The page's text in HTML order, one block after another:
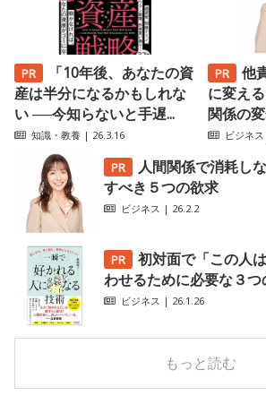
「10年後、あなたの資
産は半分になるかもしれな
い ──今知らないと手遅...
知識・教養 | 26.3.16
他
に変え
関係の
ビジネス
人間関係で消耗し
すべき５つの欲求
ビジネス | 26.2.2
初対面で「この人
わせるために必要な３つ
ビジネス | 26.1.26
もっと読む